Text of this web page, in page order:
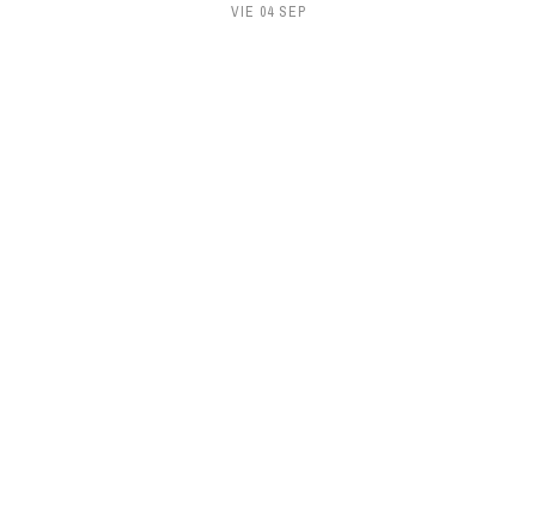
VIE 04 SEP